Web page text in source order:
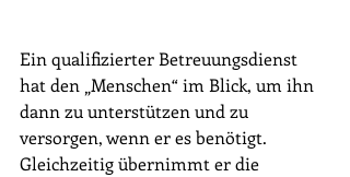
Ein qualifizierter Betreuungsdienst
hat den „Menschen“ im Blick, um ihn
dann zu unterstützen und zu
versorgen, wenn er es benötigt.
Gleichzeitig übernimmt er die